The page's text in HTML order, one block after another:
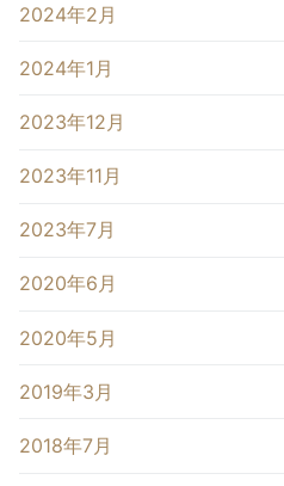
2024年2月
2024年1月
2023年12月
2023年11月
2023年7月
2020年6月
2020年5月
2019年3月
2018年7月